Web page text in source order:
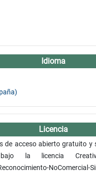
Idioma
Licencia
de acceso abierto gratuito y
la licencia
NoComercial-